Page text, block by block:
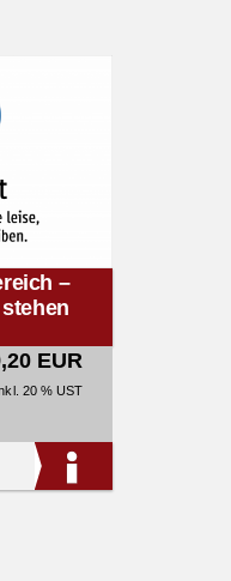
–
EUR
20 % UST